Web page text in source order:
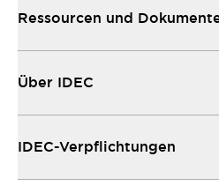
Ressourcen und
Über IDEC
IDEC-Verpflichtungen